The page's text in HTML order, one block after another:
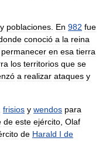
y poblaciones. En 982 fue
conoció a la reina
permanecer en esa tierra
los territorios que se
a realizar ataques y
frisios y wendos para
de este ejército, Olaf
de Harald I de